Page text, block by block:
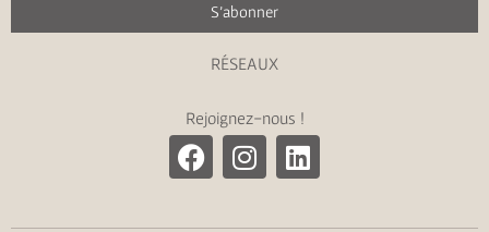
S'abonner
RÉSEAUX
Rejoignez-nous !